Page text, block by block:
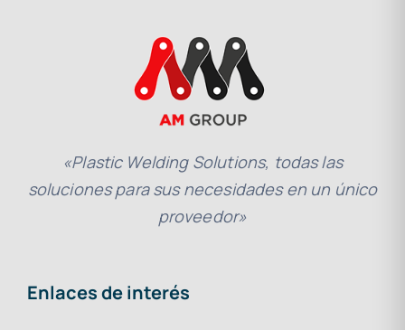
«Plastic Welding Solutions, todas las
soluciones para sus necesidades en un único
proveedor»
Enlaces de interés